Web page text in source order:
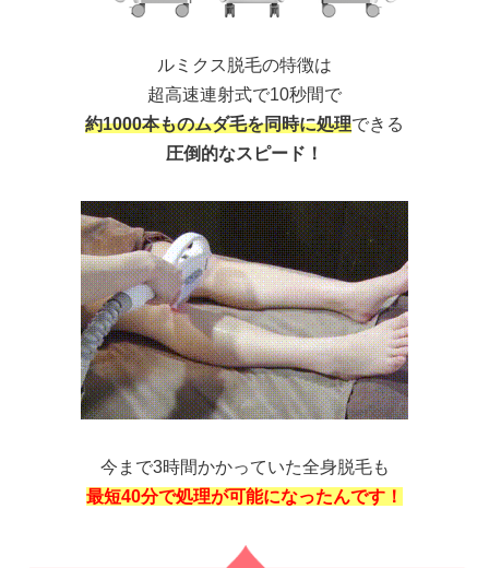
ルミクス脱毛の特徴は
超高速連射式で10秒間で
約1000本ものムダ毛を同時に処理できる
圧倒的なスピード！
今まで3時間かかっていた全身脱毛も
最短40分で処理が可能になったんです！